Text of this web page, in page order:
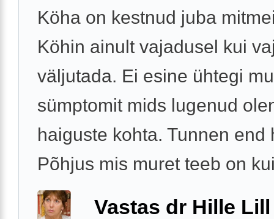
Köha on kestnud juba
Köhin ainult vajadusel kui
väljutada. Ei esine ühtegi
sümptomit mids lugenud
haiguste kohta. Tunnen end
Põhjus mis muret teeb on
Vastas dr Hille Lill